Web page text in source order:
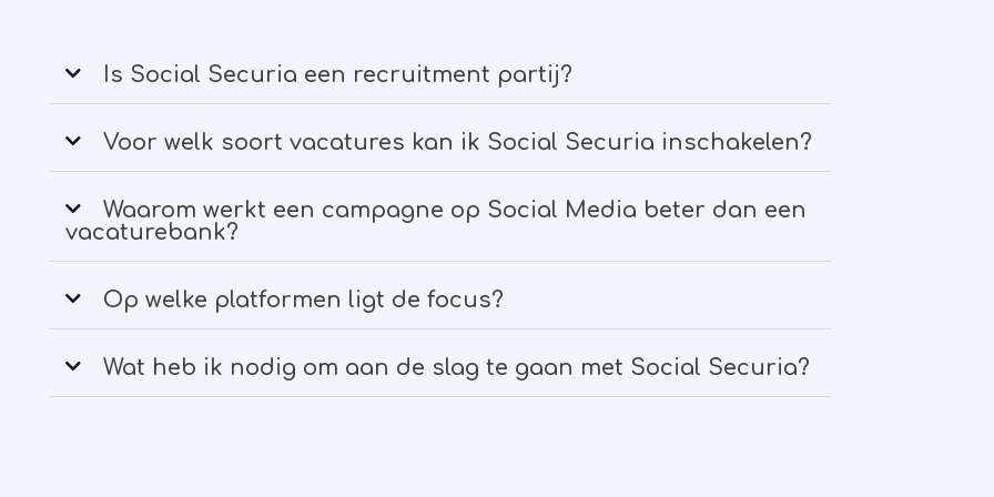
Is Social Securia een recruitment partij?
Voor welk soort vacatures kan ik Social Securia inschakelen?
Waarom werkt een campagne op Social Media beter dan een
vacaturebank?
Op welke platformen ligt de focus?
Wat heb ik nodig om aan de slag te gaan met Social Securia?